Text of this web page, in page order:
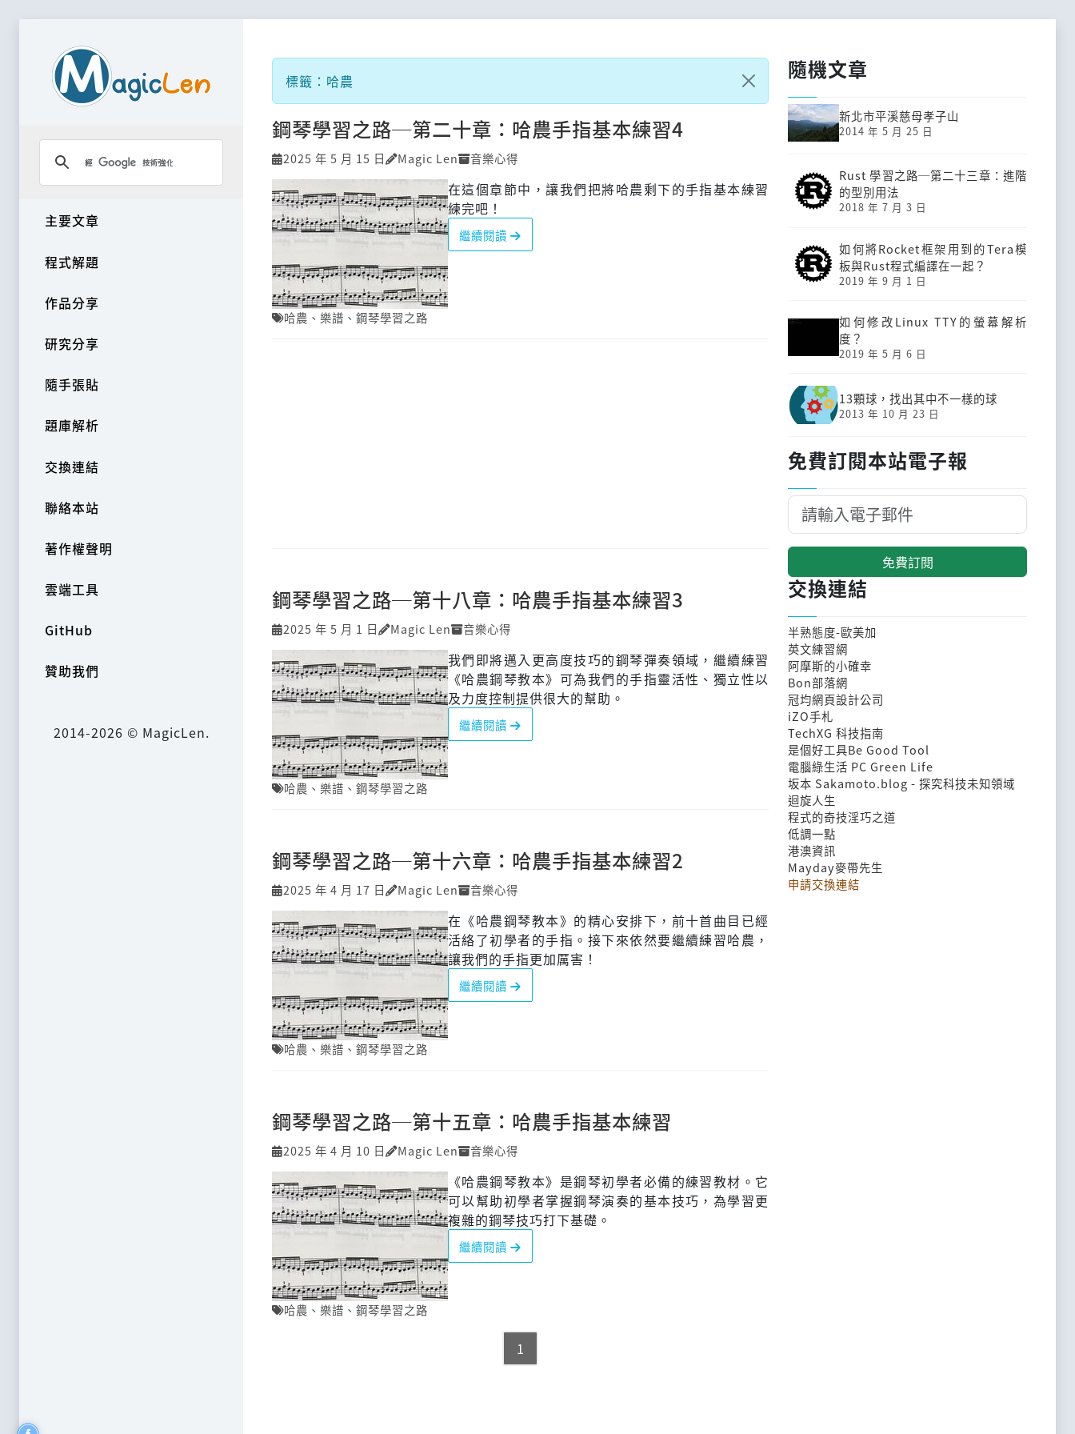
主要文章
程式解題
作品分享
研究分享
隨手張貼
題庫解析
交換連結
聯絡本站
著作權聲明
雲端工具
GitHub
贊助我們
2014-2026 © MagicLen.
標籤：哈農
鋼琴學習之路─第二十章：哈農手指基本練習4
2025 年 5 月 15 日 Magic Len 音樂心得
在這個章節中，讓我們把將哈農剩下的手指基本練習
練完吧！
繼續閱讀
哈農 、 樂譜 、 鋼琴學習之路
鋼琴學習之路─第十八章：哈農手指基本練習3
2025 年 5 月 1 日 Magic Len 音樂心得
我們即將邁入更高度技巧的鋼琴彈奏領域，繼續練習
《哈農鋼琴教本》可為我們的手指靈活性、獨立性以
及力度控制提供很大的幫助。
繼續閱讀
哈農 、 樂譜 、 鋼琴學習之路
鋼琴學習之路─第十六章：哈農手指基本練習2
2025 年 4 月 17 日 Magic Len 音樂心得
在《哈農鋼琴教本》的精心安排下，前十首曲目已經
活絡了初學者的手指。接下來依然要繼續練習哈農，
讓我們的手指更加厲害！
繼續閱讀
哈農 、 樂譜 、 鋼琴學習之路
鋼琴學習之路─第十五章：哈農手指基本練習
2025 年 4 月 10 日 Magic Len 音樂心得
《哈農鋼琴教本》是鋼琴初學者必備的練習教材。它
可以幫助初學者掌握鋼琴演奏的基本技巧，為學習更
複雜的鋼琴技巧打下基礎。
繼續閱讀
哈農 、 樂譜 、 鋼琴學習之路
1
隨機文章
新北市平溪慈母孝子山
2014 年 5 月 25 日
Rust 學習之路─第二十三章：進階
的型別用法
2018 年 7 月 3 日
如何將Rocket框架用到的Tera模
板與Rust程式編譯在一起？
2019 年 9 月 1 日
如何修改Linux TTY的螢幕解析
度？
2019 年 5 月 6 日
13顆球，找出其中不一樣的球
2013 年 10 月 23 日
免費訂閱本站電子報
免費訂閱
交換連結
半熟態度-歐美加
英文練習網
阿摩斯的小確幸
Bon部落網
冠均網頁設計公司
iZO手札
TechXG 科技指南
是個好工具Be Good Tool
電腦綠生活 PC Green Life
坂本 Sakamoto.blog - 探究科技未知領域
迴旋人生
程式的奇技淫巧之道
低調一點
港澳資訊
Mayday麥帶先生
申請交換連結